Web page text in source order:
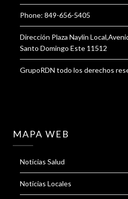
Phone: 849-656-5405
Dirección Plaza Naylin
Santo Domingo Este 11512
GrupoRDN todo los derechos
MAPA WEB
Noticias Salud
Noticias Locales